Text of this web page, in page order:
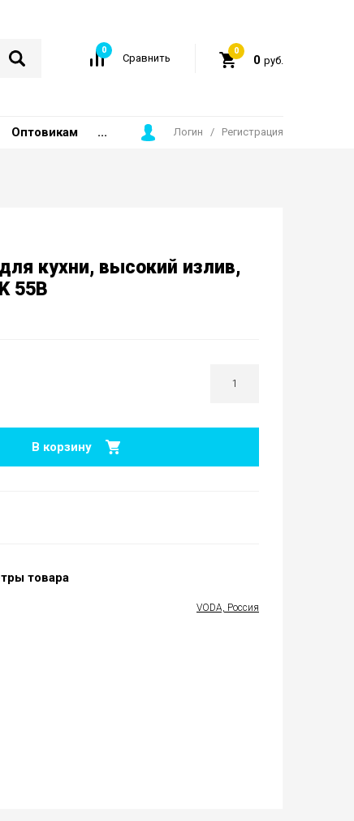
Сравнить
0 0
0 руб.
Оптовикам ... Логин / Регистрация
кухни, высокий излив,
55B
В корзину
товара
VODA, Россия